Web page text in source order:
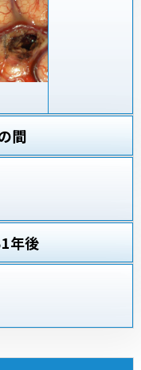
間
年後